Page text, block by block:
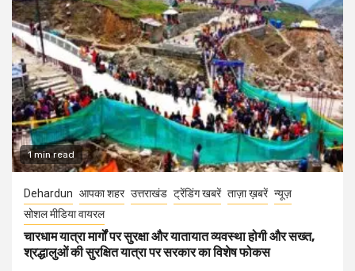
1 min read
Dehardun आपका शहर उत्तराखंड ट्रेंडिंग खबरें ताज़ा ख़बरें न्यूज़
सोशल मीडिया वायरल
चारधाम यात्रा मार्गों पर सुरक्षा और यातायात व्यवस्था होगी और सख्त,
श्रद्धालुओं की सुरक्षित यात्रा पर सरकार का विशेष फोकस